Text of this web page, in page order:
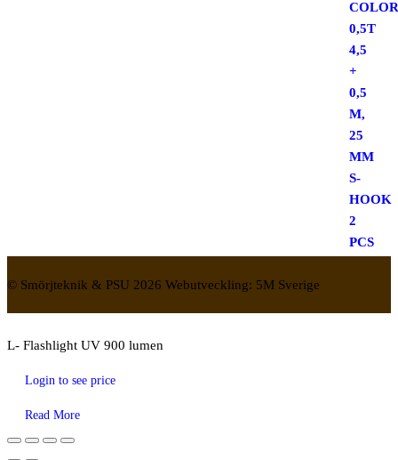
© Smörjteknik & PSU 2026 Webutveckling: 5M Sverige
L- Flashlight UV 900 lumen
Login to see price
Read More